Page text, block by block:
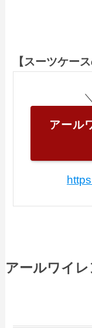
【スーツケー
アール
アールワイ